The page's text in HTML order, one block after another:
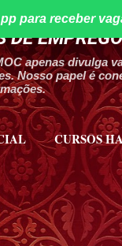
para o conteúdo
DE EMPREGO
apenas divulga
Nosso papel é
para receber
CURSOS